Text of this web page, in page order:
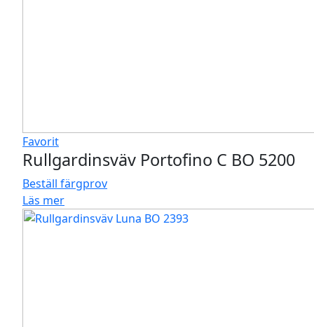
Favorit
Rullgardinsväv Portofino C BO 5200
Beställ färgprov
Läs mer